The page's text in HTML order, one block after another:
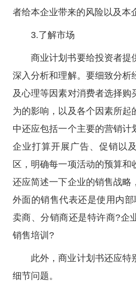
者给本企业带来的风险以及本
3.了解市场
商业计划书要给投资者提
深入分析和理解。要细致分析
及心理等因素对消费者选择购
为的影响，以及各个因素所起
中还应包括一个主要的营销计
企业打算开展广告、促销以
区，明确每一项活动的预算和
还应简述一下企业的销售战略
外面的销售代表还是使用内
卖商、分销商还是特许商?企
销售培训?
此外，商业计划书还应特
细节问题。